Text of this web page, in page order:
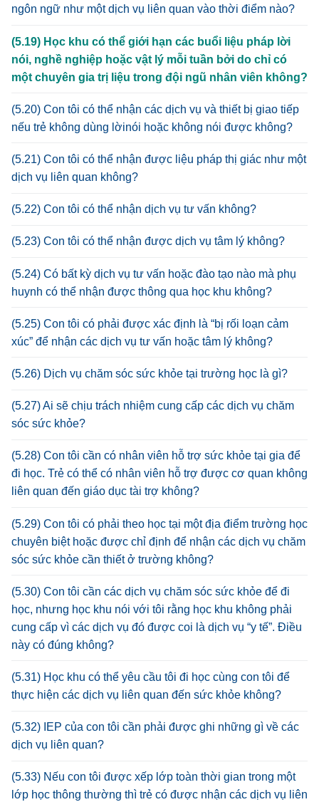
ngôn ngữ như một dịch vụ liên quan vào thời điểm nào?
(5.19) Học khu có thể giới hạn các buổi liệu pháp lời
nói, nghề nghiệp hoặc vật lý mỗi tuần bởi do chỉ có
một chuyên gia trị liệu trong đội ngũ nhân viên không?
(5.20) Con tôi có thể nhận các dịch vụ và thiết bị giao tiếp
nếu trẻ không dùng lờinói hoặc không nói được không?
(5.21) Con tôi có thể nhận được liệu pháp thị giác như một
dịch vụ liên quan không?
(5.22) Con tôi có thể nhận dịch vụ tư vấn không?
(5.23) Con tôi có thể nhận được dịch vụ tâm lý không?
(5.24) Có bất kỳ dịch vụ tư vấn hoặc đào tạo nào mà phụ
huynh có thể nhận được thông qua học khu không?
(5.25) Con tôi có phải được xác định là “bị rối loạn cảm
xúc” để nhận các dịch vụ tư vấn hoặc tâm lý không?
(5.26) Dịch vụ chăm sóc sức khỏe tại trường học là gì?
(5.27) Ai sẽ chịu trách nhiệm cung cấp các dịch vụ chăm
sóc sức khỏe?
(5.28) Con tôi cần có nhân viên hỗ trợ sức khỏe tại gia để
đi học. Trẻ có thể có nhân viên hỗ trợ được cơ quan không
liên quan đến giáo dục tài trợ không?
(5.29) Con tôi có phải theo học tại một địa điểm trường học
chuyên biệt hoặc được chỉ định để nhận các dịch vụ chăm
sóc sức khỏe cần thiết ở trường không?
(5.30) Con tôi cần các dịch vụ chăm sóc sức khỏe để đi
học, nhưng học khu nói với tôi rằng học khu không phải
cung cấp vì các dịch vụ đó được coi là dịch vụ “y tế”. Điều
này có đúng không?
(5.31) Học khu có thể yêu cầu tôi đi học cùng con tôi để
thực hiện các dịch vụ liên quan đến sức khỏe không?
(5.32) IEP của con tôi cần phải được ghi những gì về các
dịch vụ liên quan?
(5.33) Nếu con tôi được xếp lớp toàn thời gian trong một
lớp học thông thường thì trẻ có được nhận các dịch vụ liên